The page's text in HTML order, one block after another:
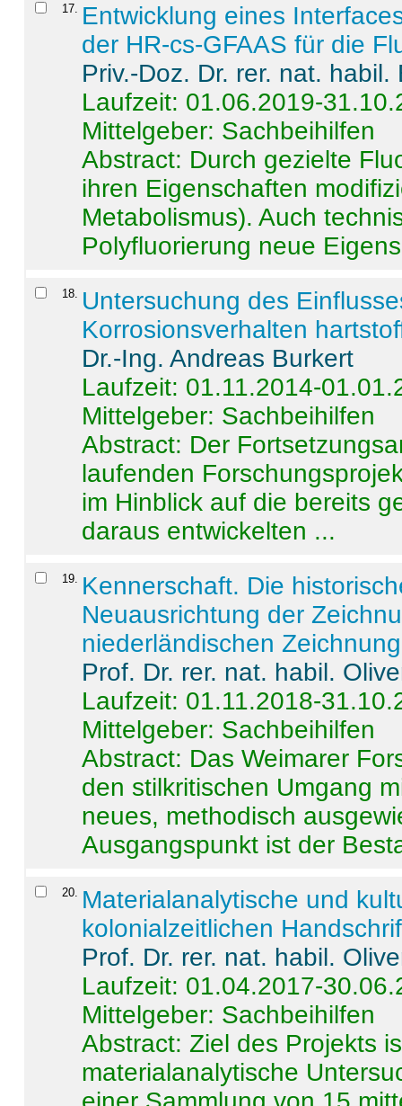
17
Entwicklung eines
der HR-cs-GFAAS für die
Priv.-Doz. Dr. rer. nat.
Laufzeit: 01.06.2019-
Mittelgeber: Sachbeihilfen
Abstract: Durch gezielte
ihren Eigenschaften
Metabolismus). Auch
Polyfluorierung neue
18
Untersuchung des
Korrosionsverhalten
Dr.-Ing. Andreas Burkert
Laufzeit: 01.11.2014-
Mittelgeber: Sachbeihilfen
Abstract: Der
laufenden
im Hinblick auf die bereits
daraus entwickelten ...
19
Kennerschaft. Die
Neuausrichtung der
niederländischen
Prof. Dr. rer. nat. habil.
Laufzeit: 01.11.2018-
Mittelgeber: Sachbeihilfen
Abstract: Das Weimarer
den stilkritischen Umgang
neues, methodisch
Ausgangspunkt ist der
20
Materialanalytische und
kolonialzeitlichen
Prof. Dr. rer. nat. habil.
Laufzeit: 01.04.2017-
Mittelgeber: Sachbeihilfen
Abstract:Ziel des Projekts
materialanalytische